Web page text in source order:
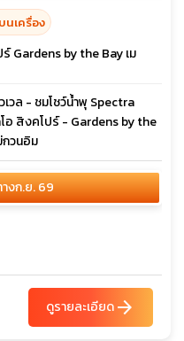
นเครื่อง
Gardens by the Bay เม
วล - ชมโชว์น้ำพุ Spectra
อ สิงคโปร์ - Gardens by the
กวนอิม
งก.ย. 69
ดูรายละเอียดarrow_forward